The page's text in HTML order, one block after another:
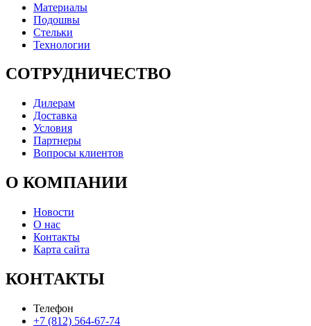
Материалы
Подошвы
Стельки
Технологии
СОТРУДНИЧЕСТВО
Дилерам
Доставка
Условия
Партнеры
Вопросы клиентов
О КОМПАНИИ
Новости
О нас
Контакты
Карта сайта
КОНТАКТЫ
Телефон
+7 (812) 564-67-74